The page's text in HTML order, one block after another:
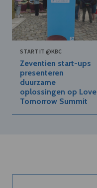
START IT @KBC
Zeventien start-ups
presenteren
duurzame
oplossingen op Love
Tomorrow Summit